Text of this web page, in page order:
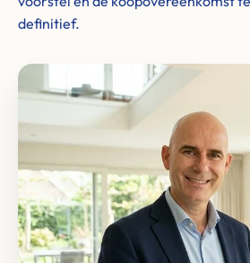
definitief.